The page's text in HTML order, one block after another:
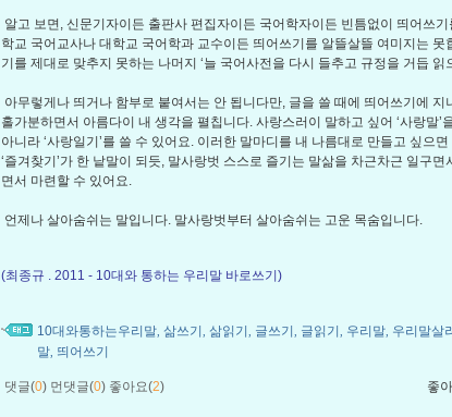
알고 보면, 신문기자이든 출판사 편집자이든 국어학자이든 빈틈없이 띄어쓰기
학교 국어교사나 대학교 국어학과 교수이든 띄어쓰기를 알뜰살뜰 여미지는 못
기를 제대로 맞추지 못하는 나머지 ‘늘 국어사전을 다시 들추고 규정을 거듭 읽
아무렇게나 띄거나 함부로 붙여서는 안 됩니다만, 글을 쓸 때에 띄어쓰기에 지
홀가분하면서 아름다이 내 생각을 펼칩니다. 사랑스러이 말하고 싶어 ‘사랑말’
아니라 ‘사랑일기’를 쓸 수 있어요. 이러한 말마디를 내 나름대로 만들고 싶으
‘즐겨찾기’가 한 낱말이 되듯, 말사랑벗 스스로 즐기는 말삶을 차근차근 일구면
면서 마련할 수 있어요.
언제나 살아숨쉬는 말입니다. 말사랑벗부터 살아숨쉬는 고운 목숨입니다.
(최종규 . 2011 - 10대와 통하는 우리말 바로쓰기)
10대와통하는우리말, 삶쓰기 , 삶읽기 , 글쓰기 , 글읽기 , 우리말, 우리말살
말, 띄어쓰기
댓글(0) 먼댓글(0) 좋아요(2) 좋